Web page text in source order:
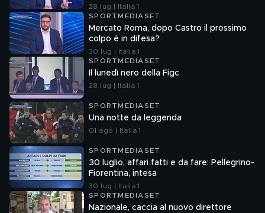
l'attacco
28 lug | Italia 1
SPORTMEDIASET
Mercato Roma, dopo Castro il prossimo
colpo è in difesa?
30 lug | Italia 1
SPORTMEDIASET
Il lunedì nero della Figc
28 lug | Italia 1
SPORTMEDIASET
Una notte da leggenda
01 ago | Italia 1
SPORTMEDIASET
30 luglio, affari fatti e da fare: Pellegrino-
Fiorentina, intesa
30 lug | Italia 1
SPORTMEDIASET
Nazionale, caccia al nuovo direttore